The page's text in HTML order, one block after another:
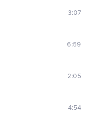
3:07
6:59
2:05
4:54